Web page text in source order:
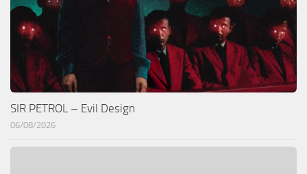
SIR PETROL – Evil Design
06/08/2026